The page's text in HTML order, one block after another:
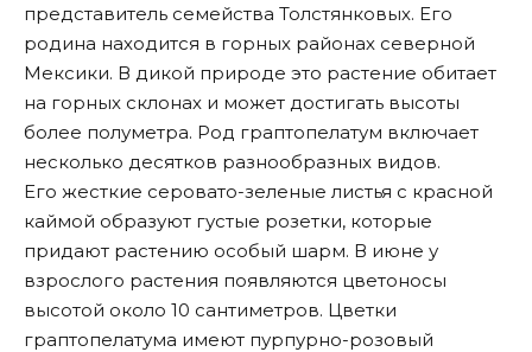
представитель семейства Толстянковых. Его
родина находится в горных районах северной
Мексики. В дикой природе это растение обитает
на горных склонах и может достигать высоты
более полуметра. Род граптопелатум включает
несколько десятков разнообразных видов.
Его жесткие серовато-зеленые листья с красной
каймой образуют густые розетки, которые
придают растению особый шарм. В июне у
взрослого растения появляются цветоносы
высотой около 10 сантиметров. Цветки
граптопелатума имеют пурпурно-розовый